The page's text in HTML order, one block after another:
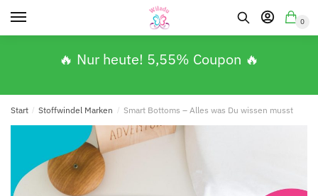
0
🔥 Nur heute! 5,55% Coupon 🔥
Start / Stoffwindel Marken / Smart Bottoms – Alles was Du wissen musst